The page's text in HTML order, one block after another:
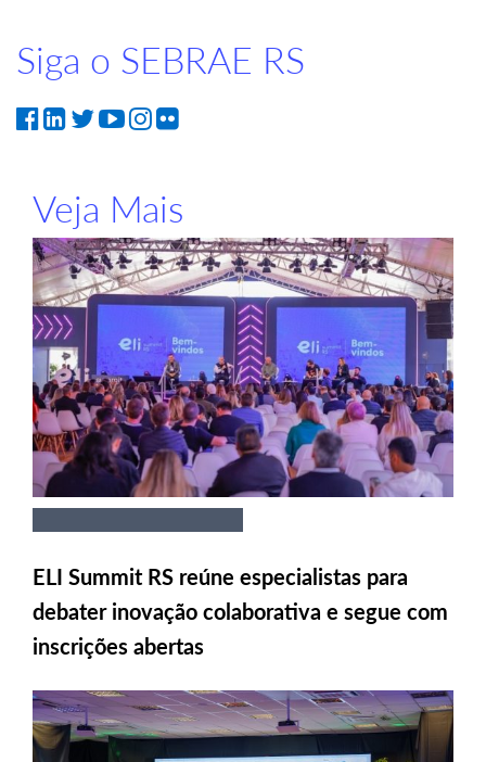
Siga o SEBRAE RS
Veja Mais
ELI Summit RS reúne especialistas para
debater inovação colaborativa e segue com
inscrições abertas